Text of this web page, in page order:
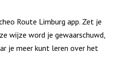
Route Limburg app. Zet je
wijze word je gewaarschuwd,
je meer kunt leren over het